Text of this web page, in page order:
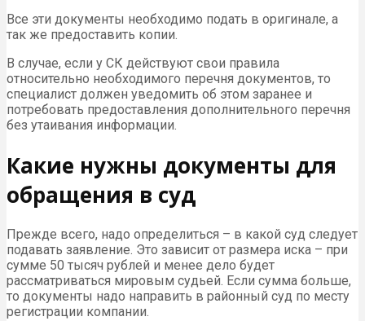
Все эти документы необходимо подать в оригинале, а
так же предоставить копии.
В случае, если у СК действуют свои правила
относительно необходимого перечня документов, то
специалист должен уведомить об этом заранее и
потребовать предоставления дополнительного перечня
без утаивания информации.
Какие нужны документы для
обращения в суд
Прежде всего, надо определиться – в какой суд следует
подавать заявление. Это зависит от размера иска – при
сумме 50 тысяч рублей и менее дело будет
рассматриваться мировым судьей. Если сумма больше,
то документы надо направить в районный суд по месту
регистрации компании.